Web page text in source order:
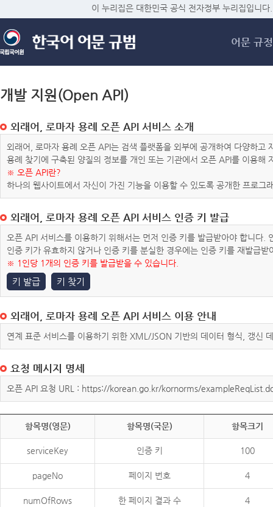
메
이 누리집은 대한민국 공식 전자정부 누리집입니다.
어문 규정
개발 지원(Open API)
외래어, 로마자 용례 오픈 API 서비스 소개
외래어, 로마자 용례 오픈 API는 검색 플랫폼을 외부에 공개하여 다양하
용례 찾기에 구축된 양질의 정보를 개인 또는 기관에서 오픈 API를 이용해
※ 오픈 API란?
하나의 웹사이트에서 자신이 가진 기능을 이용할 수 있도록 공개한 프로그
외래어, 로마자 용례 오픈 API 서비스 인증 키 발급
오픈 API 서비스를 이용하기 위해서는 먼저 인증 키를 발급받아야 합니다
인증 키가 유효하지 않거나 인증 키를 분실한 경우에는 인증 키를 재발급받
※ 1인당 1개의 인증 키를 발급받을 수 있습니다.
키 발급 키 찾기
외래어, 로마자 용례 오픈 API 서비스 이용 안내
연계 표준 서비스를 이용하기 위한 XML/JSON 기반의 데이터 형식, 갱신
요청 메시지 명세
오픈 API 요청 URL : https://korean.go.kr/kornorms/
항목명(영문) 항목명(국문) 항목크기
serviceKey 인증 키 100
pageNo 페이지 번호 4
numOfRows 한 페이지 결과 수 4